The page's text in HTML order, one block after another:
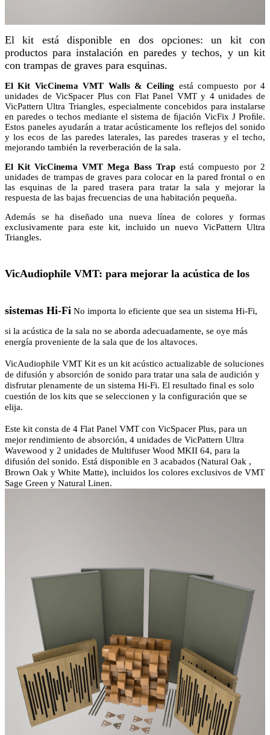
El kit está disponible en dos opciones: un kit con
productos para instalación en paredes y techos, y un kit
con trampas de graves para esquinas.
El Kit VicCinema VMT Walls & Ceiling está compuesto por 4
unidades de VicSpacer Plus con Flat Panel VMT y 4 unidades de
VicPattern Ultra Triangles, especialmente concebidos para instalarse
en paredes o techos mediante el sistema de ﬁjación VicFix J Proﬁle.
Estos paneles ayudarán a tratar acústicamente los reflejos del sonido
y los ecos de las paredes laterales, las paredes traseras y el techo,
mejorando también la reverberación de la sala.
El Kit VicCinema VMT Mega Bass Trap está compuesto por 2
unidades de trampas de graves para colocar en la pared frontal o en
las esquinas de la pared trasera para tratar la sala y mejorar la
respuesta de las bajas frecuencias de una habitación pequeña.
Además se ha diseñado una nueva línea de colores y formas
exclusivamente para este kit, incluido un nuevo VicPattern Ultra
Triangles.
VicAudiophile VMT: para mejorar la acústica de los
sistemas Hi-Fi No importa lo eficiente que sea un sistema Hi-Fi,
si la acústica de la sala no se aborda adecuadamente, se oye más
energía proveniente de la sala que de los altavoces.
VicAudiophile VMT Kit es un kit acústico actualizable de soluciones
de difusión y absorción de sonido para tratar una sala de audición y
disfrutar plenamente de un sistema Hi-Fi. El resultado final es solo
cuestión de los kits que se seleccionen y la configuración que se
elija.
Este kit consta de 4 Flat Panel VMT con VicSpacer Plus, para un
mejor rendimiento de absorción, 4 unidades de VicPattern Ultra
Wavewood y 2 unidades de Multifuser Wood MKII 64, para la
difusión del sonido. Está disponible en 3 acabados (Natural Oak ,
Brown Oak y White Matte), incluidos los colores exclusivos de VMT
Sage Green y Natural Linen.